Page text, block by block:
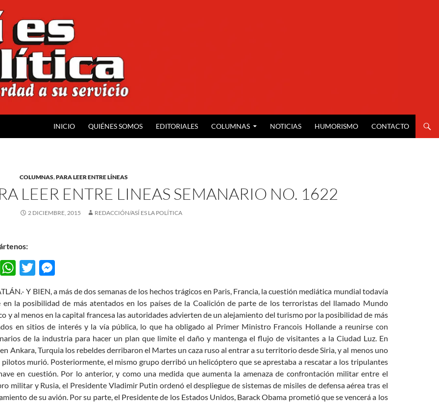
INICIO QUIÉNES SOMOS EDITORIALES COLUMNAS NOTICIAS HUMORISMO CONTACTO
COLUMNAS,PARA LEER ENTRE LÍNEAS
LEER ENTRE LINEAS SEMANARIO NO. 1622
2 DICIEMBRE, 2015 REDACCIÓN/ASÍ ES LA POLÍTICA
F
ac
W
at
s
A
p
p
T
itt
er
se
n
g
er
Y BIEN, a más de dos semanas de los hechos trágicos en Paris, Francia, la cuestión mediática mundial todavía
en la posibilidad de más atentados en los países de la Coalición de parte de los terroristas del llamado Mundo
y al menos en la capital francesa las autoridades advierten de un alejamiento del turismo por la posibilidad de más
en sitios de interés y la vía pública, lo que ha obligado al Primer Ministro Francois Hollande a reunirse con
de la industria para hacer un plan que limite el daño y mantenga el flujo de visitantes a la Ciudad Luz. En
Ankara, Turquia los rebeldes derribaron el Martes un caza ruso al entrar a su territorio desde Siria, y al menos uno
pilotos murió. Posteriormente, el mismo grupo derribó un helicóptero que se aprestaba a rescatar a los tripulantes
en cuestión. Por lo anterior, y como una medida que aumenta la amenaza de confrontación militar entre el
militar y Rusia, el Presidente Vladimir Putin ordenó el despliegue de sistemas de misiles de defensa aérea tras el
de su avión. Por su parte, el Presidente de los Estados Unidos, Barack Obama prometió que se vencerá a los